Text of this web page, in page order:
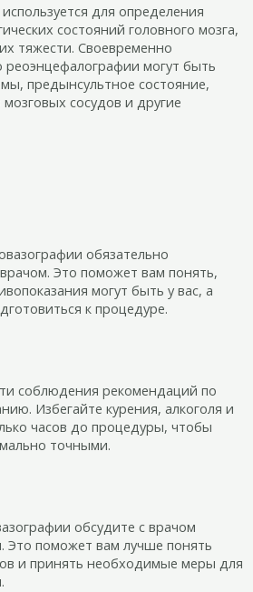
для определения
состояний головного мозга,
тяжести. Своевременно
могут быть
предынсультное состояние,
сосудов и другие
обязательно
Это поможет вам понять,
могут быть у вас, а
к процедуре.
соблюдения рекомендаций по
Избегайте курения, алкоголя и
часов до процедуры, чтобы
точными.
обсудите с врачом
Это поможет вам лучше понять
и принять необходимые меры для